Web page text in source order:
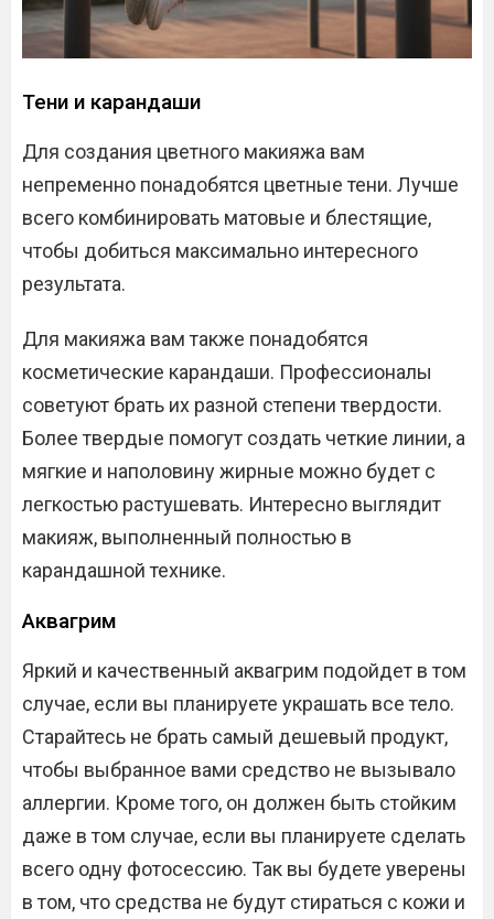
Тени и карандаши
Для создания цветного макияжа вам
непременно понадобятся цветные тени. Лучше
всего комбинировать матовые и блестящие,
чтобы добиться максимально интересного
результата.
Для макияжа вам также понадобятся
косметические карандаши. Профессионалы
советуют брать их разной степени твердости.
Более твердые помогут создать четкие линии, а
мягкие и наполовину жирные можно будет с
легкостью растушевать. Интересно выглядит
макияж, выполненный полностью в
карандашной технике.
Аквагрим
Яркий и качественный аквагрим подойдет в том
случае, если вы планируете украшать все тело.
Старайтесь не брать самый дешевый продукт,
чтобы выбранное вами средство не вызывало
аллергии. Кроме того, он должен быть стойким
даже в том случае, если вы планируете сделать
всего одну фотосессию. Так вы будете уверены
в том, что средства не будут стираться с кожи и